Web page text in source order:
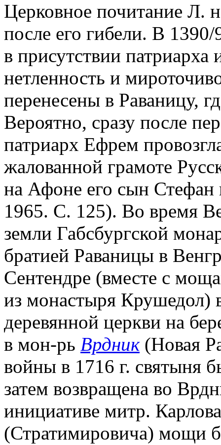
Церковное почитание Л.
после его гибели. В
в присутствии
нетленность и
перенесены в Раваницу,
Вероятно, сразу после
патриарх Ефрем
жалованной грамоте
на Афоне его сын
1965. С. 125). Во время
земли Габсбургской
братией Раваницы в
Сентендре (вместе с
из монастыря Крушедол)
деревянной церкви на
в мон-рь Врдник(Новая
войны в 1716 г. святыня
затем возвращена во
инициативе митр.
(Стратимировича) мощи